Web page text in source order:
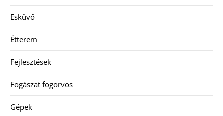
Esküvő
Étterem
Fejlesztések
Fogászat fogorvos
Gépek